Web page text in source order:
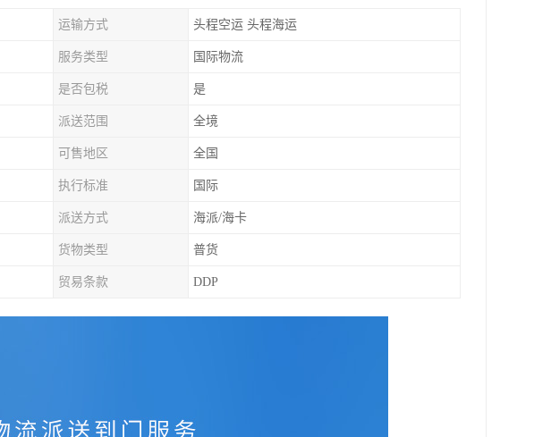
运输方式 头程空运 头程海运
服务类型 国际物流
是否包税 是
派送范围 全境
可售地区 全国
执行标准 国际
派送方式 海派/海卡
货物类型 普货
贸易条款 DDP